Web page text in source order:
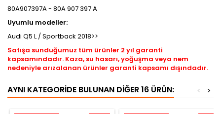
80A907397A - 80A 907 397 A
Uyumlu modeller:
Audi Q5 L / Sportback 2018>>
Satışa sunduğumuz tüm ürünler 2 yıl garanti
kapsamındadır. Kaza, su hasarı, yoğuşma veya nem
nedeniyle arızalanan ürünler garanti kapsamı dışındadır.
AYNI KATEGORIDE BULUNAN DIĞER 16 ÜRÜN: >
<